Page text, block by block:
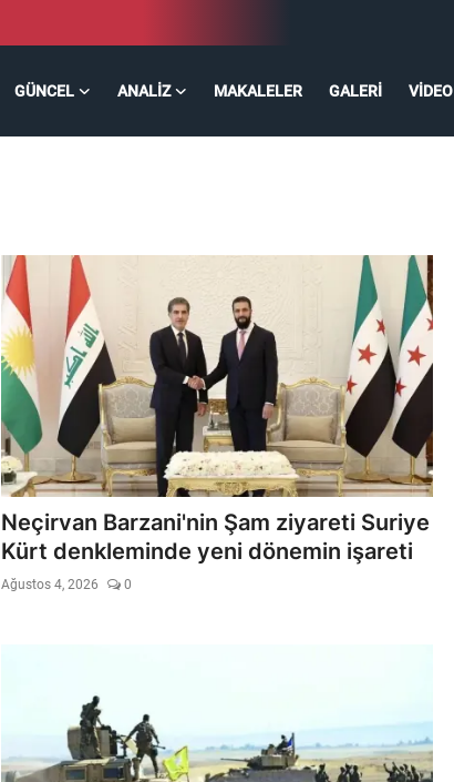
GÜNCEL ANALIZ MAKALELER GALERI VIDEO
Neçirvan Barzani'nin Şam ziyareti Suriye
Kürt denkleminde yeni dönemin işareti
Ağustos 4, 2026 0